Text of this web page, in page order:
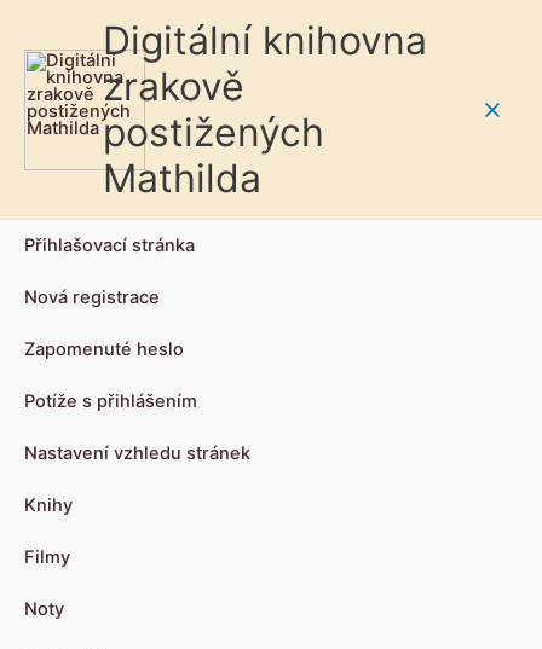
Digitální knihovna
zrakově
postižených
Mathilda
Přihlašovací stránka
Nová registrace
Zapomenuté heslo
Potíže s přihlášením
Nastavení vzhledu stránek
Knihy
Filmy
Noty